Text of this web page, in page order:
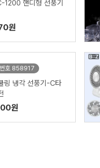
1200 핸디형 선풍기
원
호 858917
링 냉각 선풍기-C타
원